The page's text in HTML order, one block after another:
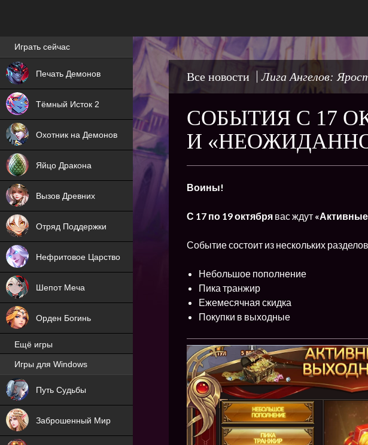
Все новости Лига Ангелов:
СОБЫТИЯ С 17
И
Воины!
С 17 по 19 октября вас ждут
Событие состоит из нескольких
Небольшое пополнение
Пика транжир
Ежемесячная скидка
Покупки в выходные
Лучшие игры онлайн
Играть сейчас
Печать Демонов
NEW
Тёмный Исток 2
NEW
Охотник на Демонов
ХИТ
Яйцо Дракона
NEW
Вызов Древних
ХИТ
Отряд Поддержки
ХИТ
Нефритовое Царство
Шепот Меча
Орден Богинь
Ещё игры
Игры для Windows
Путь Судьбы
Заброшенный Мир
NEW